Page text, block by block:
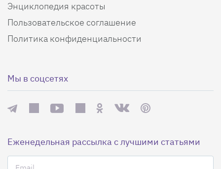
Энциклопедия красоты
Пользовательское соглашение
Политика конфиденциальности
Мы в соцсетях
Еженедельная рассылка с лучшими статьями